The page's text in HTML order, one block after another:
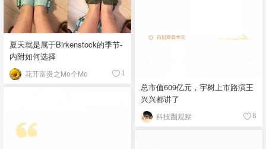
夏天就是属于Birkenstock的季节-
内附如何选择
花开富贵之Mo个Mo 1
总市值609亿元，宇树上市路演王
兴兴都讲了
科技圈观察 8